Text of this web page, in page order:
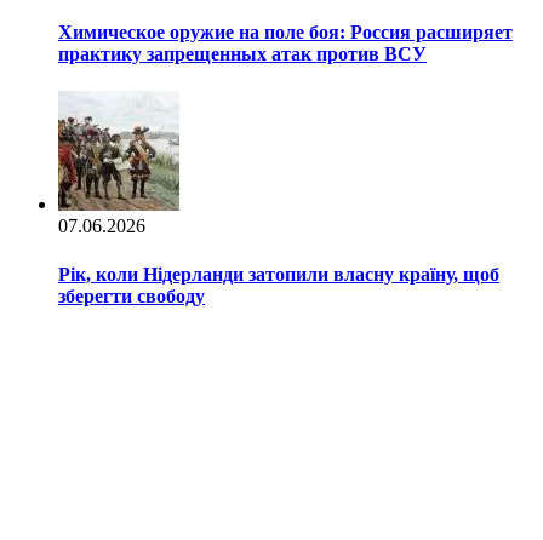
Химическое оружие на поле боя: Россия расширяет
практику запрещенных атак против ВСУ
07.06.2026
Рік, коли Нідерланди затопили власну країну, щоб
зберегти свободу